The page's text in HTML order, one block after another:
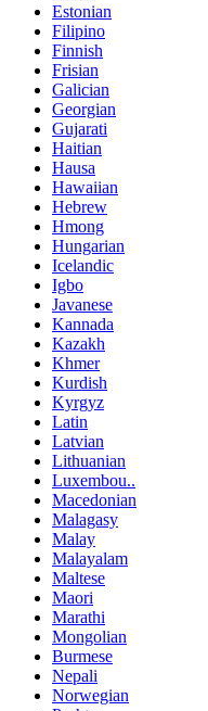
Estonian
Filipino
Finnish
Frisian
Galician
Georgian
Gujarati
Haitian
Hausa
Hawaiian
Hebrew
Hmong
Hungarian
Icelandic
Igbo
Javanese
Kannada
Kazakh
Khmer
Kurdish
Kyrgyz
Latin
Latvian
Lithuanian
Luxembou..
Macedonian
Malagasy
Malay
Malayalam
Maltese
Maori
Marathi
Mongolian
Burmese
Nepali
Norwegian